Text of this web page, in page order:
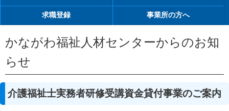
求職登録 事業所の方へ
かながわ福祉人材センターからのお知
らせ
介護福祉士実務者研修受講資金貸付事業のご案内